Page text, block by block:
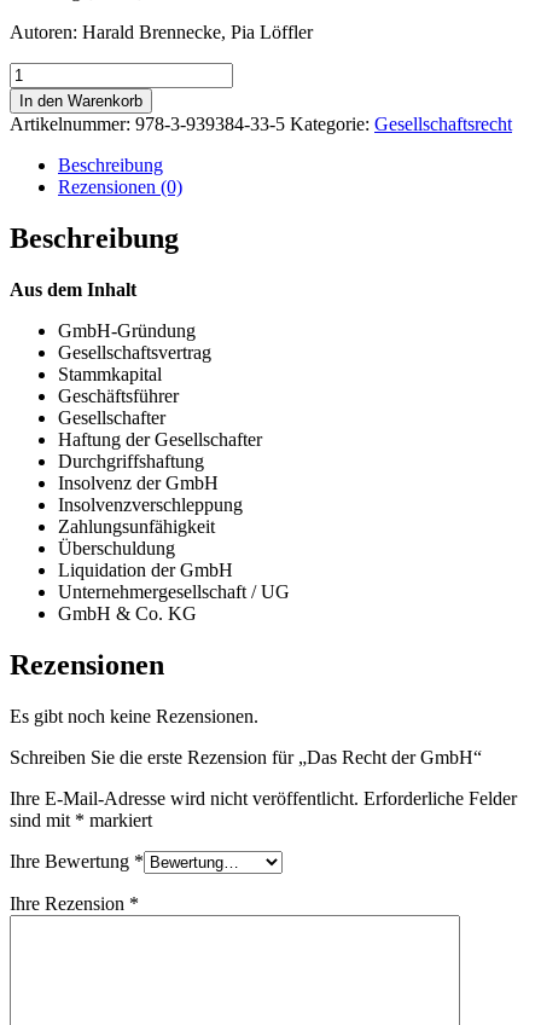
Autoren: Harald Brennecke, Pia Löffler
Das
Recht
der
GmbH
Menge
In den Warenkorb
Artikelnummer: 978-3-939384-33-5 Kategorie: Gesellschaftsrecht
Beschreibung
Rezensionen (0)
Beschreibung
Aus dem Inhalt
GmbH-Gründung
Gesellschaftsvertrag
Stammkapital
Geschäftsführer
Gesellschafter
Haftung der Gesellschafter
Durchgriffshaftung
Insolvenz der GmbH
Insolvenzverschleppung
Zahlungsunfähigkeit
Überschuldung
Liquidation der GmbH
Unternehmergesellschaft / UG
GmbH & Co. KG
Rezensionen
Es gibt noch keine Rezensionen.
Schreiben Sie die erste Rezension für „Das Recht der GmbH“
Ihre E-Mail-Adresse wird nicht veröffentlicht. Erforderliche Felder
sind mit * markiert
Ihre Bewertung *
Ihre Rezension *